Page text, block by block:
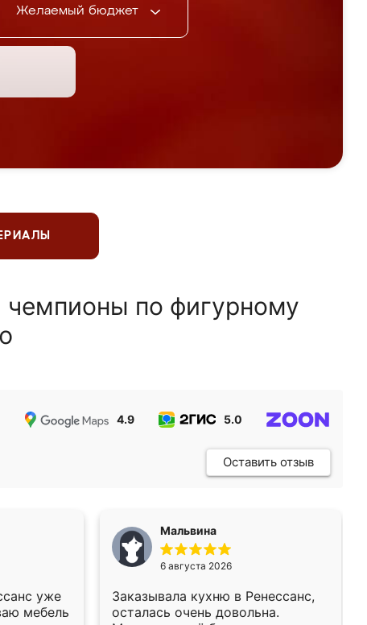
Желаемый бюджет
по фигурному
4.9 5.0
Оставить отзыв
уже
мебель
Мальвина
6 августа 2026
Заказывала кухню в Ренессанс,
осталась очень довольна.